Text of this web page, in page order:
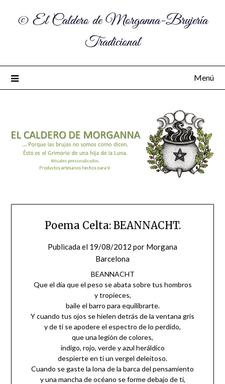
© El Caldero de Morganna-Brujería
Tradicional
Menú
Poema Celta: BEANNACHT.
Publicada el 19/08/2012 por Morgana
Barcelona
BEANNACHT
Que el día que el peso se abata sobre tus hombros
y tropieces,
baile el barro para equilibrarte.
Y cuando tus ojos se hielen detrás de la ventana gris
y de ti se apodere el espectro de lo perdido,
que una legión de colores,
índigo, rojo, verde y azul heráldico
despierte en ti un vergel deleitoso.
Cuando se gaste la lona de la barca del pensamiento
y una mancha de océano se forme debajo de ti,